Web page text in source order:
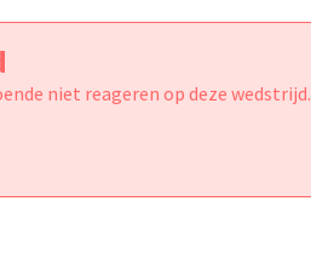
niet reageren op deze wedstrijd.